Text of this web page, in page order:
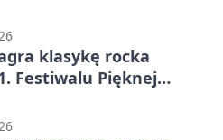
klasykę rocka
Festiwalu Pięknej